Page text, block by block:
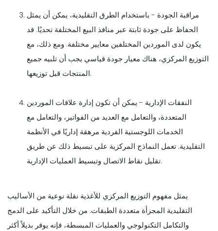
مراقبة الجودة - باستخدام الطرق التقليدية، يمكن أن يمثل
الحفاظ على جودة ثابتة عبر منافذ البيع المختلفة تحديًا. قد
يكون لدى الموردين المختلفين معايير مختلفة. ومع ذلك، مع
التوزيع المركزي، هناك معيار جودة قياسي يجب أن تلبيه جميع
المنتجات قبل توزيعها.
النفقات الإدارية - يمكن أن تكون إدارة علاقات الموردين
المتعددة، والتعامل مع العديد من الفواتير، والتعامل مع
الخدمات اللوجستية الفردية مرهقة إداريًا في الأنظمة
التقليدية. تعمل النماذج المركزية على تبسيط ذلك عن طريق
تقليل نقاط الاتصال وتبسيط العمليات الإدارية.
يمثل مفهوم التوزيع المركزي للأغذية نقلة نوعية من الأساليب
التقليدية المجزأة متعددة الطبقات. من خلال التأكيد على الدمج
والتكامل التكنولوجي والعمليات المبسطة، فإنه يوفر بديلاً أكثر